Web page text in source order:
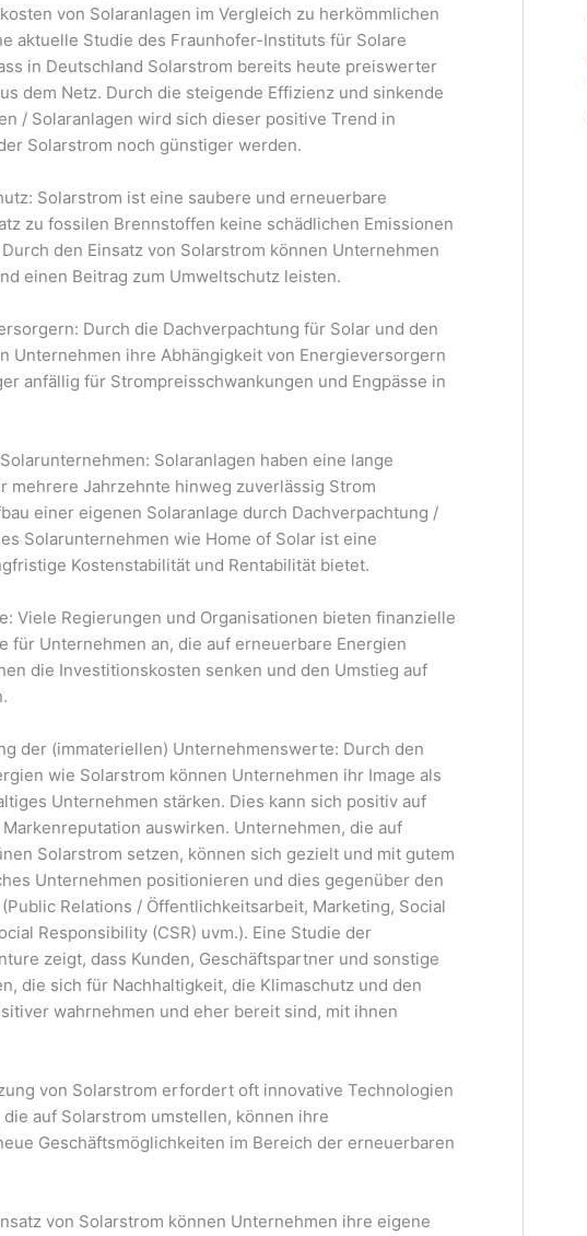
von Solaranlagen im Vergleich zu herkömmlichen
aktuelle Studie des Fraunhofer-Instituts für Solare
in Deutschland Solarstrom bereits heute preiswerter
dem Netz. Durch die steigende Effizienz und sinkende
/ Solaranlagen wird sich dieser positive Trend in
Solarstrom noch günstiger werden.
Solarstrom ist eine saubere und erneuerbare
zu fossilen Brennstoffen keine schädlichen Emissionen
den Einsatz von Solarstrom können Unternehmen
einen Beitrag zum Umweltschutz leisten.
Durch die Dachverpachtung für Solar und den
Unternehmen ihre Abhängigkeit von Energieversorgern
anfällig für Strompreisschwankungen und Engpässe in
Solaranlagen haben eine lange
mehrere Jahrzehnte hinweg zuverlässig Strom
einer eigenen Solaranlage durch Dachverpachtung /
Solarunternehmen wie Home of Solar ist eine
Kostenstabilität und Rentabilität bietet.
Viele Regierungen und Organisationen bieten finanzielle
für Unternehmen an, die auf erneuerbare Energien
die Investitionskosten senken und den Umstieg auf
der (immateriellen) Unternehmenswerte: Durch den
wie Solarstrom können Unternehmen ihr Image als
Unternehmen stärken. Dies kann sich positiv auf
auswirken. Unternehmen, die auf
Solarstrom setzen, können sich gezielt und mit gutem
Unternehmen positionieren und dies gegenüber den
Relations / Öffentlichkeitsarbeit, Marketing, Social
Responsibility (CSR) uvm.). Eine Studie der
zeigt, dass Kunden, Geschäftspartner und sonstige
die sich für Nachhaltigkeit, die Klimaschutz und den
wahrnehmen und eher bereit sind, mit ihnen
von Solarstrom erfordert oft innovative Technologien
auf Solarstrom umstellen, können ihre
Geschäftsmöglichkeiten im Bereich der erneuerbaren
von Solarstrom können Unternehmen ihre eigene